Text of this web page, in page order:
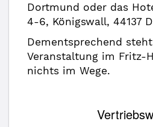
Dortmund oder das
4-6, Königswall, 44137
Dementsprechend
Veranstaltung im Fritz-
nichts im Wege.